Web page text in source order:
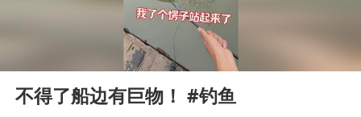
白海豚将正面袭击贯穿浙江
Play
不得了船边有巨物！ #钓鱼